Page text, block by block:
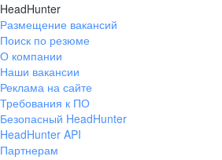
HeadHunter
Размещение вакансий
Поиск по резюме
О компании
Наши вакансии
Реклама на сайте
Требования к ПО
Безопасный HeadHunter
HeadHunter API
Партнерам